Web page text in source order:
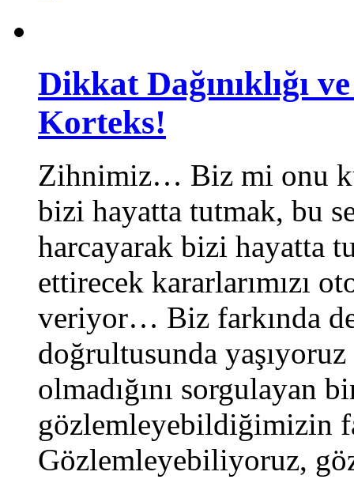
Dikkat Dağınıklığı
Korteks!
Zihnimiz… Biz mi onu
bizi hayatta tutmak, bu
harcayarak bizi hayatta
ettirecek kararlarımızı
veriyor… Biz farkında
doğrultusunda
olmadığını sorgulayan
gözlemleyebildiğimizin
Gözlemleyebiliyoruz,